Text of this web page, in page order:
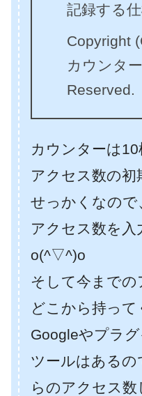
記録する仕
Copyright
カウンタ
Reserved.
カウンターは10
アクセス数の初
せっかくなので
アクセス数を入
o(^▽^)o
そして今まで
どこから持って
Googleやプラ
ツールはあるの
らのアクセス